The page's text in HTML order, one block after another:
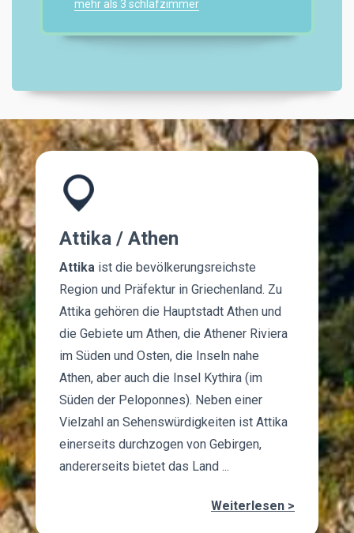
mehr als 3 schlafzimmer
Attika / Athen
Attika ist die bevölkerungsreichste
Region und Präfektur in Griechenland. Zu
Attika gehören die Hauptstadt Athen und
die Gebiete um Athen, die Athener Riviera
im Süden und Osten, die Inseln nahe
Athen, aber auch die Insel Kythira (im
Süden der Peloponnes). Neben einer
Vielzahl an Sehenswürdigkeiten ist Attika
einerseits durchzogen von Gebirgen,
andererseits bietet das Land ...
Weiterlesen >